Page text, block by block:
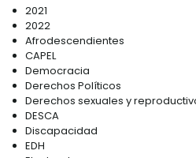
2021
2022
Afrodescendientes
CAPEL
Democracia
Derechos Políticos
Derechos sexuales y
DESCA
Discapacidad
EDH